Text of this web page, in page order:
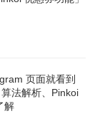
页面就看到
法解析、Pinkoi
解